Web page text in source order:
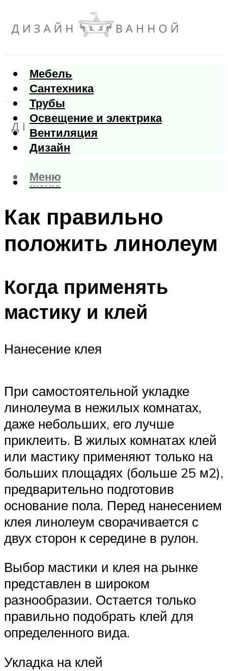
Мебель
Сантехника
Трубы
Освещение и электрика
Вентиляция
Дизайн
Меню
Меню
Как правильно
положить линолеум
Когда применять
мастику и клей
Нанесение клея
При самостоятельной укладке
линолеума в нежилых комнатах,
даже небольших, его лучше
приклеить. В жилых комнатах клей
или мастику применяют только на
больших площадях (больше 25 м2),
предварительно подготовив
основание пола. Перед нанесением
клея линолеум сворачивается с
двух сторон к середине в рулон.
Выбор мастики и клея на рынке
представлен в широком
разнообразии. Остается только
правильно подобрать клей для
определенного вида.
Укладка на клей